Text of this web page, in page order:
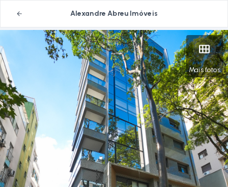
Alexandre Abreu Imóveis
Mais fotos